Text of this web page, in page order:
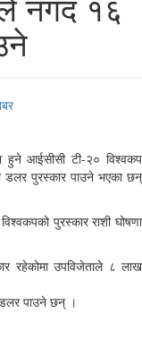
हुने आईसीसी टी-२० विश्वकप
डलर पुरस्कार पाउने भएका छन्
पुरस्कार राशी घोषणा
रहेकोमा उपविजेताले ८ लाख
पाउने छन् ।